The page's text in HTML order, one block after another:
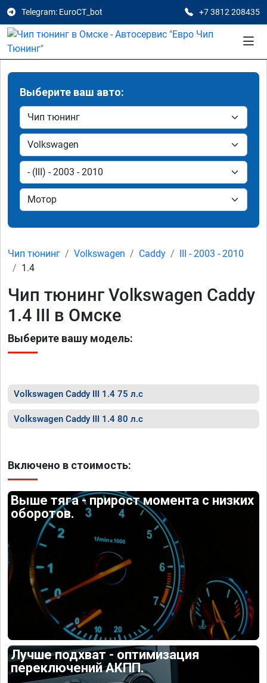
Telegram: EuroCT_bot +7 3812 208435
Выберите ваш авто:
Чип тюнинг Volkswagen Caddy
III - 2003 - 2010
1.4
Чип тюнинг Volkswagen Caddy
1.4 III в Омске
Выберите вашу модель:
Volkswagen Caddy III 1.4 75 л.с
Volkswagen Caddy III 1.4 80 л.с
Включено в стоимость:
Выше тяга - прирост момента с низких
оборотов.
Лучше подхват - оптимизация
переключений АКПП.